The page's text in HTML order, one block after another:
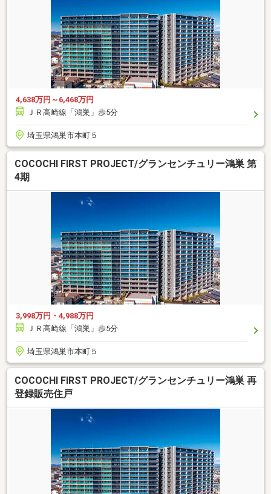
4,638万円～6,468万円
ＪＲ高崎線「鴻巣」歩5分
埼玉県鴻巣市本町５
COCOCHI FIRST PROJECT/グランセンチュリー鴻巣 第
4期
3,998万円・4,988万円
ＪＲ高崎線「鴻巣」歩5分
埼玉県鴻巣市本町５
COCOCHI FIRST PROJECT/グランセンチュリー鴻巣 再
登録販売住戸